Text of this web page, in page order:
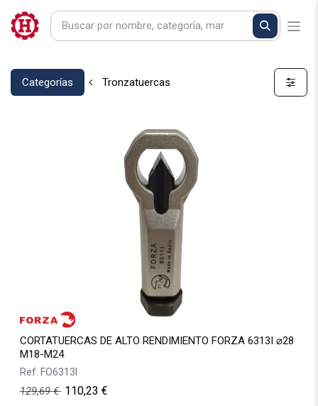
Categorías Tronzatuercas
CORTATUERCAS DE ALTO RENDIMIENTO FORZA 6313I ⌀28
M18-M24
Ref. FO6313I
129,69€ 110,23 €